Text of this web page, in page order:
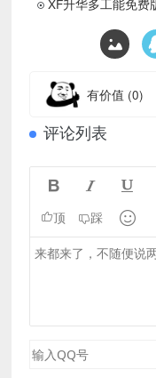
有价值 (0)
评论列表
  
顶 踩 